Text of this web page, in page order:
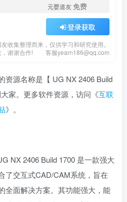
元婴道友免费
登录获取
收集整理而来，仅供学习和研究使用。
谢谢合作!
客服yearn186@qq.com
资源名称是【 UG NX 2406 Build
家。更多软件资源，访问《互联
》。
NX 2406 Build 1700 是一款强大
了交互式CAD/CAM系统，旨在
全面解决方案。其功能强大，能